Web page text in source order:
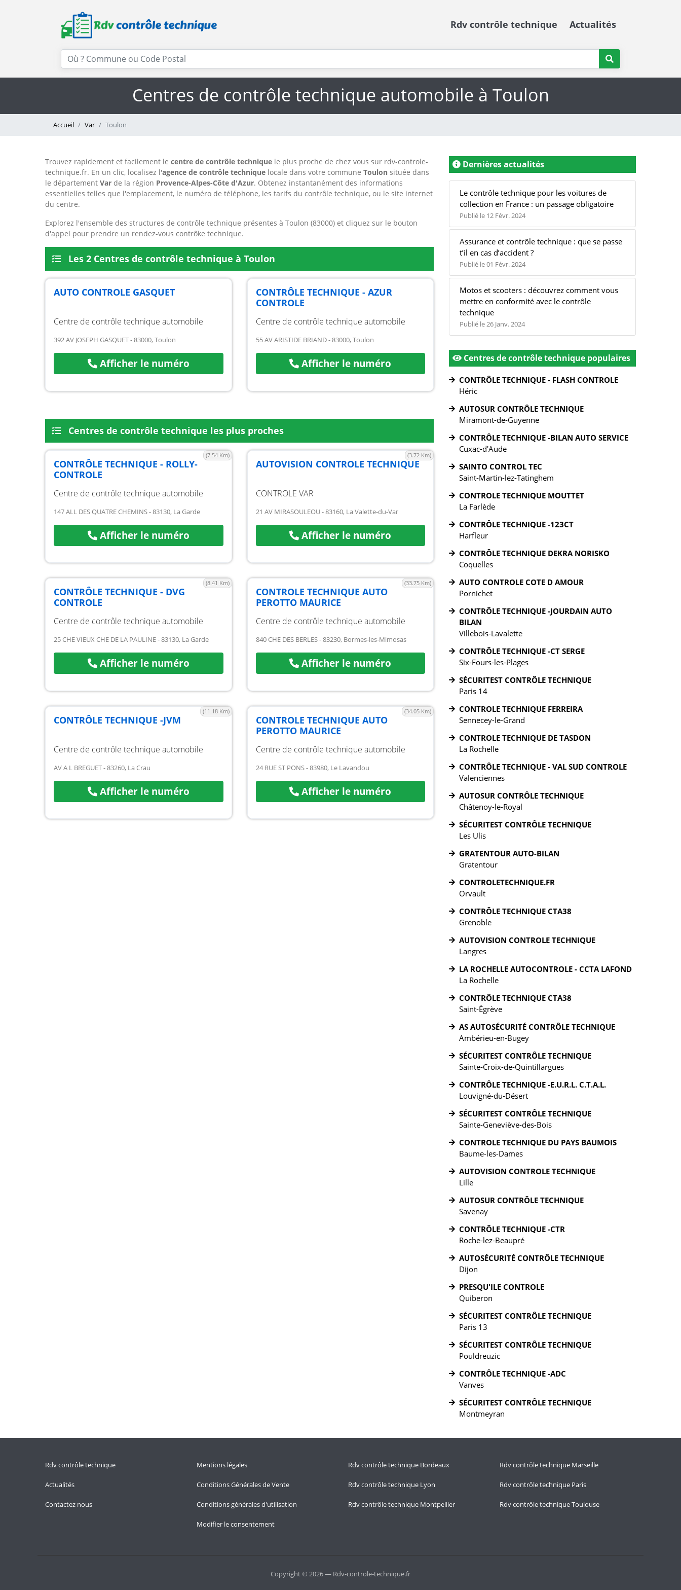
Rdv contrôle technique Actualités
Centres de contrôle technique automobile à Toulon
Accueil Var Toulon
Trouvez rapidement et facilement le centre de contrôle technique le plus proche de chez vous sur rdv-controle-
technique.fr. En un clic, localisez l'agence de contrôle technique locale dans votre commune Toulon située dans
le département Var de la région Provence-Alpes-Côte d'Azur. Obtenez instantanément des informations
essentielles telles que l'emplacement, le numéro de téléphone, les tarifs du contrôle technique, ou le site internet
du centre.
Explorez l'ensemble des structures de contrôle technique présentes à Toulon (83000) et cliquez sur le bouton
d'appel pour prendre un rendez-vous contrôke technique.
Les 2 Centres de contrôle technique à Toulon
AUTO CONTROLE GASQUET
Centre de contrôle technique automobile
392 AV JOSEPH GASQUET - 83000, Toulon
Afficher le numéro
CONTRÔLE TECHNIQUE - AZUR
CONTROLE
Centre de contrôle technique automobile
55 AV ARISTIDE BRIAND - 83000, Toulon
Afficher le numéro
Centres de contrôle technique les plus proches
(7.54 Km)
CONTRÔLE TECHNIQUE - ROLLY-
CONTROLE
Centre de contrôle technique automobile
147 ALL DES QUATRE CHEMINS - 83130, La Garde
Afficher le numéro
(3.72 Km)
AUTOVISION CONTROLE TECHNIQUE
CONTROLE VAR
21 AV MIRASOULEOU - 83160, La Valette-du-Var
Afficher le numéro
(8.41 Km)
CONTRÔLE TECHNIQUE - DVG
CONTROLE
Centre de contrôle technique automobile
25 CHE VIEUX CHE DE LA PAULINE - 83130, La Garde
Afficher le numéro
(33.75 Km)
CONTROLE TECHNIQUE AUTO
PEROTTO MAURICE
Centre de contrôle technique automobile
840 CHE DES BERLES - 83230, Bormes-les-Mimosas
Afficher le numéro
(11.18 Km)
CONTRÔLE TECHNIQUE -JVM
Centre de contrôle technique automobile
AV A L BREGUET - 83260, La Crau
Afficher le numéro
(34.05 Km)
CONTROLE TECHNIQUE AUTO
PEROTTO MAURICE
Centre de contrôle technique automobile
24 RUE ST PONS - 83980, Le Lavandou
Afficher le numéro
Dernières actualités
Le contrôle technique pour les voitures de
collection en France : un passage obligatoire
Publié le 12 Févr. 2024
Assurance et contrôle technique : que se passe
t’il en cas d’accident ?
Publié le 01 Févr. 2024
Motos et scooters : découvrez comment vous
mettre en conformité avec le contrôle
technique
Publié le 26 Janv. 2024
Centres de contrôle technique populaires
CONTRÔLE TECHNIQUE - FLASH CONTROLE
Héric
AUTOSUR CONTRÔLE TECHNIQUE
Miramont-de-Guyenne
CONTRÔLE TECHNIQUE -BILAN AUTO SERVICE
Cuxac-d'Aude
SAINTO CONTROL TEC
Saint-Martin-lez-Tatinghem
CONTROLE TECHNIQUE MOUTTET
La Farlède
CONTRÔLE TECHNIQUE -123CT
Harfleur
CONTRÔLE TECHNIQUE DEKRA NORISKO
Coquelles
AUTO CONTROLE COTE D AMOUR
Pornichet
CONTRÔLE TECHNIQUE -JOURDAIN AUTO
BILAN
Villebois-Lavalette
CONTRÔLE TECHNIQUE -CT SERGE
Six-Fours-les-Plages
SÉCURITEST CONTRÔLE TECHNIQUE
Paris 14
CONTROLE TECHNIQUE FERREIRA
Sennecey-le-Grand
CONTROLE TECHNIQUE DE TASDON
La Rochelle
CONTRÔLE TECHNIQUE - VAL SUD CONTROLE
Valenciennes
AUTOSUR CONTRÔLE TECHNIQUE
Châtenoy-le-Royal
SÉCURITEST CONTRÔLE TECHNIQUE
Les Ulis
GRATENTOUR AUTO-BILAN
Gratentour
CONTROLETECHNIQUE.FR
Orvault
CONTRÔLE TECHNIQUE CTA38
Grenoble
AUTOVISION CONTROLE TECHNIQUE
Langres
LA ROCHELLE AUTOCONTROLE - CCTA LAFOND
La Rochelle
CONTRÔLE TECHNIQUE CTA38
Saint-Égrève
AS AUTOSÉCURITÉ CONTRÔLE TECHNIQUE
Ambérieu-en-Bugey
SÉCURITEST CONTRÔLE TECHNIQUE
Sainte-Croix-de-Quintillargues
CONTRÔLE TECHNIQUE -E.U.R.L. C.T.A.L.
Louvigné-du-Désert
SÉCURITEST CONTRÔLE TECHNIQUE
Sainte-Geneviève-des-Bois
CONTROLE TECHNIQUE DU PAYS BAUMOIS
Baume-les-Dames
AUTOVISION CONTROLE TECHNIQUE
Lille
AUTOSUR CONTRÔLE TECHNIQUE
Savenay
CONTRÔLE TECHNIQUE -CTR
Roche-lez-Beaupré
AUTOSÉCURITÉ CONTRÔLE TECHNIQUE
Dijon
PRESQU'ILE CONTROLE
Quiberon
SÉCURITEST CONTRÔLE TECHNIQUE
Paris 13
SÉCURITEST CONTRÔLE TECHNIQUE
Pouldreuzic
CONTRÔLE TECHNIQUE -ADC
Vanves
SÉCURITEST CONTRÔLE TECHNIQUE
Montmeyran
Rdv contrôle technique
Actualités
Contactez nous
Mentions légales
Conditions Générales de Vente
Conditions générales d'utilisation
Modifier le consentement
Rdv contrôle technique Bordeaux
Rdv contrôle technique Lyon
Rdv contrôle technique Montpellier
Rdv contrôle technique Marseille
Rdv contrôle technique Paris
Rdv contrôle technique Toulouse
Copyright © 2026 — Rdv-controle-technique.fr